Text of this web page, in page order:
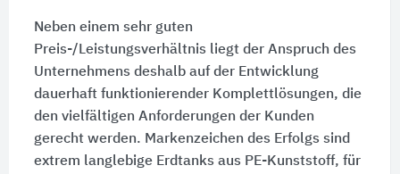
Neben einem sehr guten
Preis-/Leistungsverhältnis liegt der Anspruch des
Unternehmens deshalb auf der Entwicklung
dauerhaft funktionierender Komplettlösungen, die
den vielfältigen Anforderungen der Kunden
gerecht werden. Markenzeichen des Erfolgs sind
extrem langlebige Erdtanks aus PE-Kunststoff, für